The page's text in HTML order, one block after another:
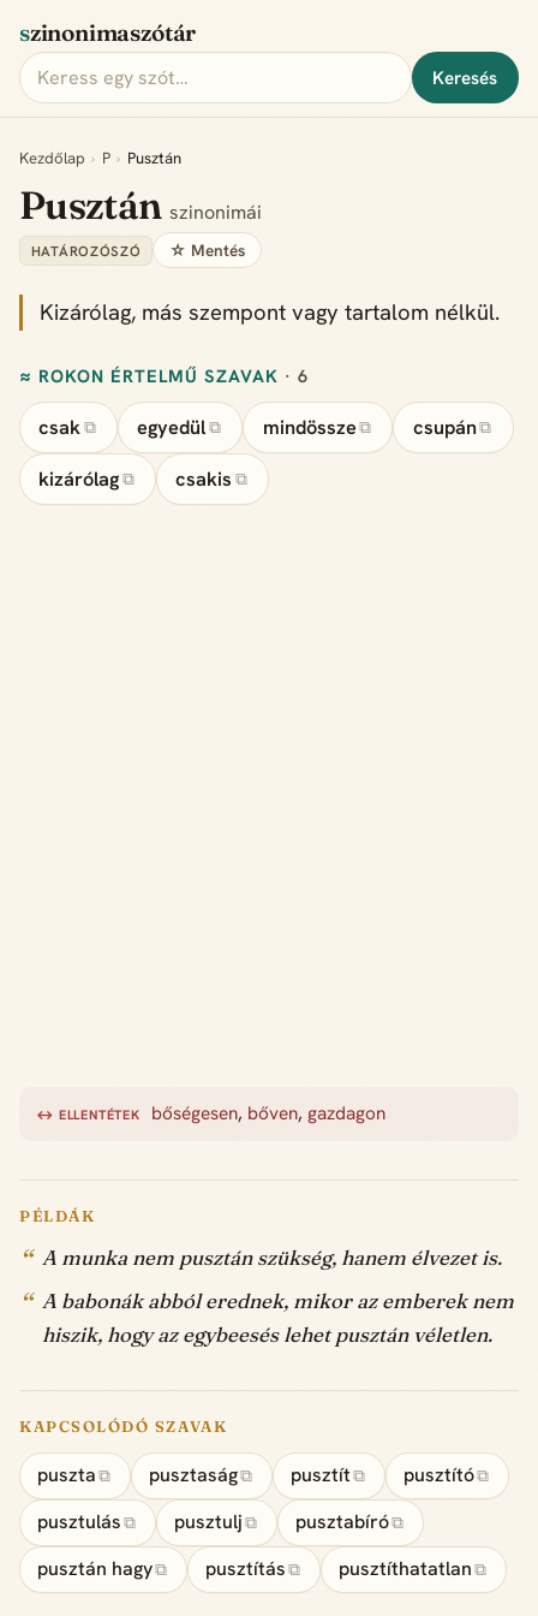
szinonimaszótár
Keresés
Kezdőlap › P › Pusztán
Pusztán szinonimái
HATÁROZÓSZÓ ☆ Mentés
Kizárólag, más szempont vagy tartalom nélkül.
≈ ROKON ÉRTELMŰ SZAVAK · 6
csak ⧉ egyedül ⧉ mindössze ⧉ csupán⧉
kizárólag ⧉ csakis ⧉
↔ ELLENTÉTEK bőségesen, bőven,gazdagon
PÉLDÁK
A munka nem pusztán szükség, hanem élvezet is.
A babonák abból erednek, mikor az emberek nem
hiszik, hogy az egybeesés lehet pusztán véletlen.
KAPCSOLÓDÓ SZAVAK
puszta ⧉ pusztaság⧉ pusztít ⧉ pusztító⧉
pusztulás ⧉ pusztulj ⧉ pusztabíró⧉
pusztán hagy⧉ pusztítás ⧉ pusztíthatatlan ⧉